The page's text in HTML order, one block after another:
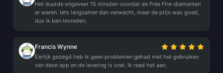
Het duurde ongeveer 15 minuten voordat de Free Fire-diamanten
er waren. Iets langzamer dan verwacht, maar de prijs was goed,
dus ik ben tevreden.
Francis Wynne
Eerlijk gezegd heb ik geen problemen gehad met het gebruiken
van deze app en de levering is snel. Ik raad het aan.